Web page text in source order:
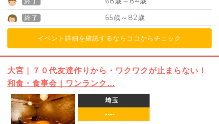
終了 65歳～ 82歳
イベント詳細を確認するならココからチェック
大宮｜７０代友達作りから・ワクワクが止まらない！
和食・食事会｜ワンランク…
埼玉
----